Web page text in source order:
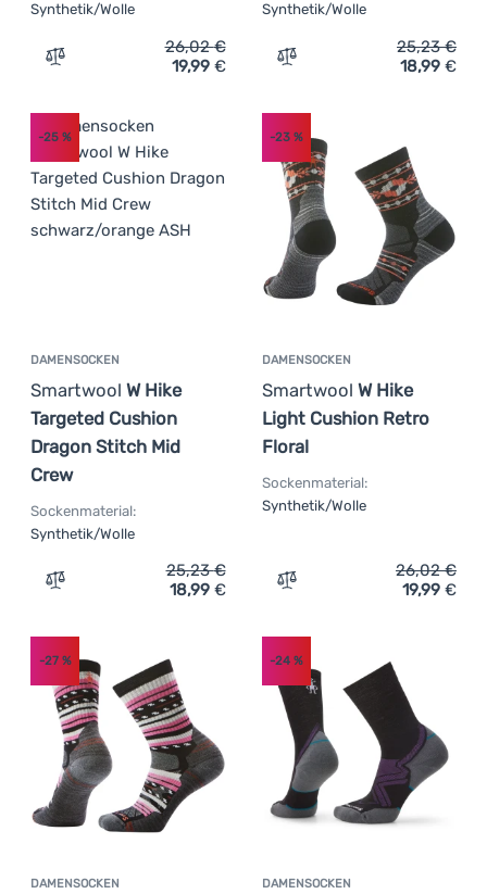
Synthetik/Wolle
Zum Vergleich 'Socken Smartwool Hike Classic Edition
26,02€
19,99 €
Synthetik/Wolle
Zum Vergleich
25,23€
18,99 €
DAMENSOCKEN
Smartwool W Hike
Targeted Cushion
Dragon Stitch Mid
Crew
-25 %
Sockenmaterial:
Synthetik/Wolle
Zum Vergleich 'Damensocken Smartwool W Hike
25,23€
18,99 €
DAMENSOCKEN
Smartwool W Hike
Light Cushion Retro
Floral
-23%
Sockenmaterial:
Synthetik/Wolle
Zum Vergleich
26,02€
19,99 €
DAMENSOCKEN
-27%
DAMENSOCKEN
-24%